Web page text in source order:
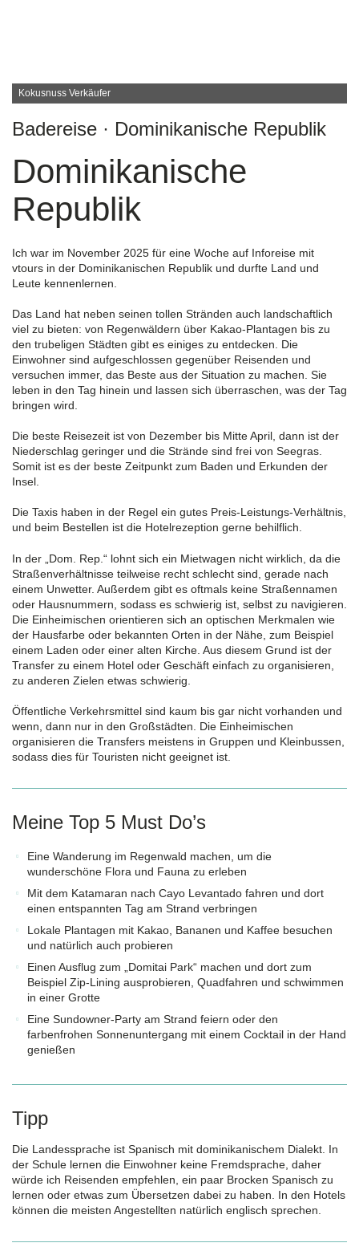
Kokusnuss Verkäufer
Badereise · Dominikanische Republik
Dominikanische
Republik
Ich war im November 2025 für eine Woche auf Inforeise mit
vtours in der Dominikanischen Republik und durfte Land und
Leute kennenlernen.
Das Land hat neben seinen tollen Stränden auch landschaftlich
viel zu bieten: von Regenwäldern über Kakao-Plantagen bis zu
den trubeligen Städten gibt es einiges zu entdecken. Die
Einwohner sind aufgeschlossen gegenüber Reisenden und
versuchen immer, das Beste aus der Situation zu machen. Sie
leben in den Tag hinein und lassen sich überraschen, was der Tag
bringen wird.
Die beste Reisezeit ist von Dezember bis Mitte April, dann ist der
Niederschlag geringer und die Strände sind frei von Seegras.
Somit ist es der beste Zeitpunkt zum Baden und Erkunden der
Insel.
Die Taxis haben in der Regel ein gutes Preis-Leistungs-Verhältnis,
und beim Bestellen ist die Hotelrezeption gerne behilflich.
In der „Dom. Rep.“ lohnt sich ein Mietwagen nicht wirklich, da die
Straßenverhältnisse teilweise recht schlecht sind, gerade nach
einem Unwetter. Außerdem gibt es oftmals keine Straßennamen
oder Hausnummern, sodass es schwierig ist, selbst zu navigieren.
Die Einheimischen orientieren sich an optischen Merkmalen wie
der Hausfarbe oder bekannten Orten in der Nähe, zum Beispiel
einem Laden oder einer alten Kirche. Aus diesem Grund ist der
Transfer zu einem Hotel oder Geschäft einfach zu organisieren,
zu anderen Zielen etwas schwierig.
Öffentliche Verkehrsmittel sind kaum bis gar nicht vorhanden und
wenn, dann nur in den Großstädten. Die Einheimischen
organisieren die Transfers meistens in Gruppen und Kleinbussen,
sodass dies für Touristen nicht geeignet ist.
Meine Top 5 Must Do’s
Eine Wanderung im Regenwald machen, um die
wunderschöne Flora und Fauna zu erleben
Mit dem Katamaran nach Cayo Levantado fahren und dort
einen entspannten Tag am Strand verbringen
Lokale Plantagen mit Kakao, Bananen und Kaffee besuchen
und natürlich auch probieren
Einen Ausflug zum „Domitai Park“ machen und dort zum
Beispiel Zip-Lining ausprobieren, Quadfahren und schwimmen
in einer Grotte
Eine Sundowner-Party am Strand feiern oder den
farbenfrohen Sonnenuntergang mit einem Cocktail in der Hand
genießen
Tipp
Die Landessprache ist Spanisch mit dominikanischem Dialekt. In
der Schule lernen die Einwohner keine Fremdsprache, daher
würde ich Reisenden empfehlen, ein paar Brocken Spanisch zu
lernen oder etwas zum Übersetzen dabei zu haben. In den Hotels
können die meisten Angestellten natürlich englisch sprechen.